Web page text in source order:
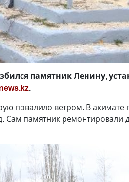
памятник Ленину,
.
повалило ветром. В акимате
памятник ремонтировали